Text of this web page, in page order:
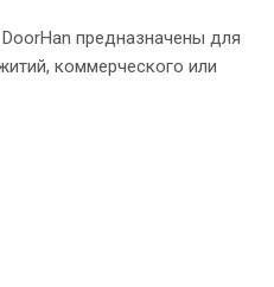
предназначены для
коммерческого или